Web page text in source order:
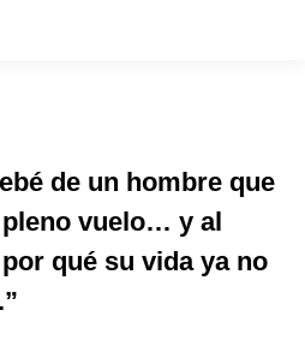
de un hombre que
vuelo… y al
qué su vida ya no